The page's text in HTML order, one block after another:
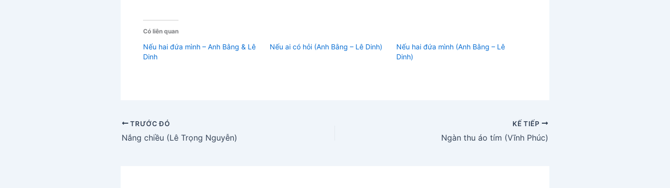
Có liên quan
Nếu hai đứa mình – Anh Bằng & Lê
Dinh
Nếu ai có hỏi (Anh Bằng – Lê Dinh)
Nếu hai đứa mình (Anh Bằng – Lê
Dinh)
TRƯỚC ĐÓ
Nắng chiều (Lê Trọng Nguyễn)
KẾ TIẾP
Ngàn thu áo tím (Vĩnh Phúc)